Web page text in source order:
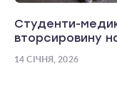
Студенти-
вторсировину
14 СІЧНЯ, 2026